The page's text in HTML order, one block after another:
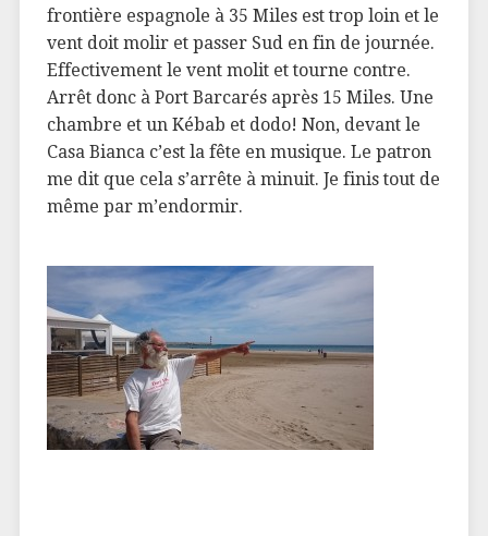
frontière espagnole à 35 Miles est trop loin et le
vent doit molir et passer Sud en fin de journée.
Effectivement le vent molit et tourne contre.
Arrêt donc à Port Barcarés après 15 Miles. Une
chambre et un Kébab et dodo! Non, devant le
Casa Bianca c’est la fête en musique. Le patron
me dit que cela s’arrête à minuit. Je finis tout de
même par m’endormir.